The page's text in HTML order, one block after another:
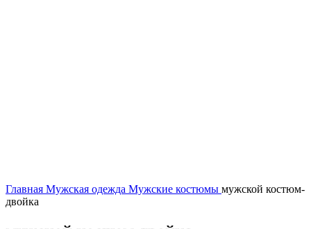
Главная Мужская одежда Мужские костюмы мужской костюм-
двойка